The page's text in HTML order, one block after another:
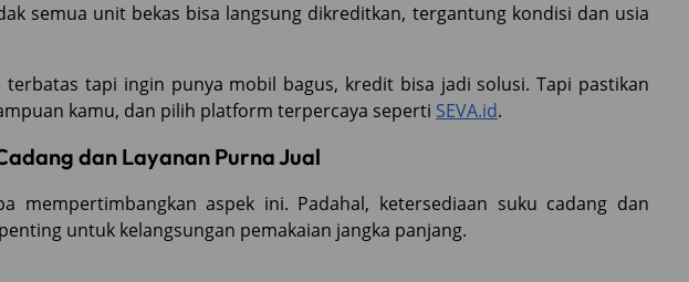
semua unit bekas bisa langsung dikreditkan, tergantung kondisi dan usia
terbatas tapi ingin punya mobil bagus, kredit bisa jadi solusi. Tapi pastikan
kamu, dan pilih platform terpercaya seperti SEVA.id.
dan Layanan Purna Jual
mempertimbangkan aspek ini. Padahal, ketersediaan suku cadang dan
untuk kelangsungan pemakaian jangka panjang.